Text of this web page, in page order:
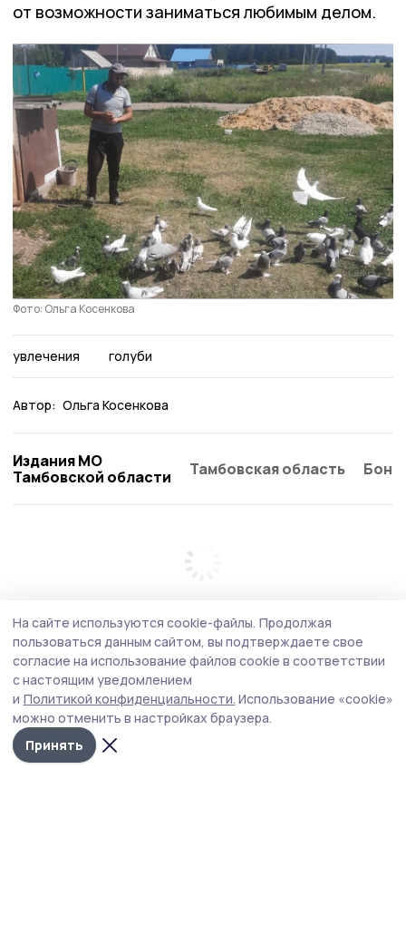
от возможности заниматься любимым делом.
Фото: Ольга Косенкова
увлечения голуби
Автор: Ольга Косенкова
Издания МО
Тамбовской области
Тамбовская область
На сайте используются cookie-файлы. Продолжая
пользоваться данным сайтом, вы подтверждаете свое
согласие на использование файлов cookie в соответствии
с настоящим уведомлением
и Политикой конфиденциальности. Использование «cookie»
можно отменить в настройках браузера.
Принять